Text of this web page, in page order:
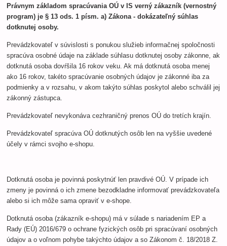
Právnym základom spracúvania OÚ v IS verný zákazník (vernostný
program) je § 13 ods. 1 písm. a) Zákona - dokázateľný súhlas
dotknutej osoby.
Prevádzkovateľ v súvislosti s ponukou služieb informačnej spoločnosti
spracúva osobné údaje na základe súhlasu dotknutej osoby zákonne, ak
dotknutá osoba dovŕšila 16 rokov veku. Ak má dotknutá osoba menej
ako 16 rokov, takéto spracúvanie osobných údajov je zákonné iba za
podmienky a v rozsahu, v akom takýto súhlas poskytol alebo schválil jej
zákonný zástupca.
Prevádzkovateľ nevykonáva cezhraničný prenos OÚ do tretích krajín.
Prevádzkovateľ spracúva OÚ dotknutých osôb len na vyššie uvedené
účely v rámci svojho e-shopu.
Dotknutá osoba je povinná poskytnúť len pravdivé OÚ. V prípade ich
zmeny je povinná o ich zmene bezodkladne informovať prevádzkovateľa
alebo si ich môže sama opraviť v e-shope.
Dotknutá osoba (zákazník e-shopu) má v súlade s nariadením EP a
Rady (EÚ) 2016/679 o ochrane fyzických osôb pri spracúvaní osobných
údajov a o voľnom pohybe takýchto údajov a so Zákonom č. 18/2018 Z.